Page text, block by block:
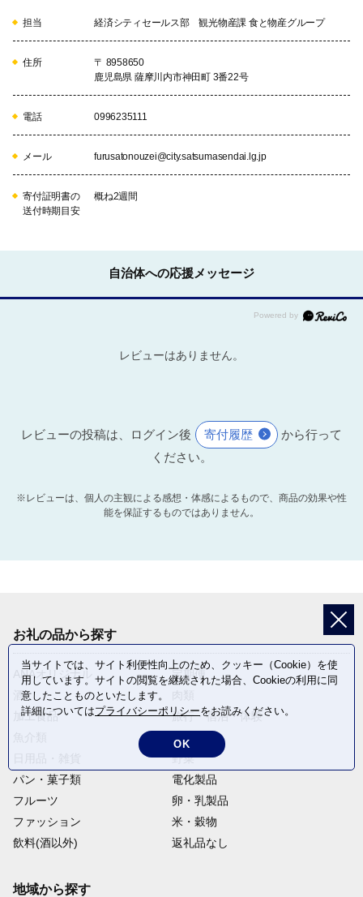
17
事業
亀山地区コミュニティ協議会活動
18
可愛地区コミュニティ協議会活動
事業
育英地区コミュニティ協議会活動
川内地区コミュニティ協議会活動
事業の充実
21
平佐西地区コミュニティ協議会活
動事業
22
平佐東地区コミュニティ協議会活
動事業
動事業の充実
23
隈之城地区コミュニティ協議会活
動事業
隈之城地区コミュニティ協議会活
動事業の充実
担当 経済シティセールス部 観光物産課 食と物産グループ
住所
〒 8958650
鹿児島県 薩摩川内市神田町 3番22号
電話 0996235111
メール furusatonouzei@city.satsumasendai.lg.jp
寄付証明書の
送付時期目安
概ね2週間
自治体への応援メッセージ
レビューはありません。
レビューの投稿は、ログイン後 寄付履歴
から行って
ください。
※レビューは、個人の主観による感想・体感によるもので、商品の効果や性
能を保証するものではありません。
お礼の品から探す
ANAオリジナル
定期便
酒
加工食品
旅行・宿泊・体験
麺類
野菜
パン・菓子類
電化製品
フルーツ
卵・乳製品
ファッション
米・穀物
飲料(酒以外)
返礼品なし
地域から探す
当サイトでは、サイト利便性向上のため、クッキー（Cookie）を使
用しています。サイトの閲覧を継続された場合、Cookieの利用に同
意したことものといたします。
詳細についてはプライバシーポリシーをお読みください。
OK